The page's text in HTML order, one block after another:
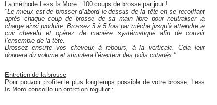
La méthode Less Is More : 100 coups de brosse par jour !
"Le mieux est de brosser d’abord le dessus de la tête en se recoiffant
après chaque coup de brosse de sa main libre pour neutraliser la
charge ainsi produite. Brossez 3 à 5 fois par mèche jusqu’à atteindre le
cuir chevelu et opérez de manière systématique afin de couvrir
l’ensemble de la tête.
Brossez ensuite vos cheveux à rebours, à la verticale. Cela leur
donnera du volume et stimulera l’érecteur des poils cutanés."
Entretien de la brosse
Pour pouvoir profiter le plus longtemps possible de votre brosse, Less
Is More conseille un entretien régulier :